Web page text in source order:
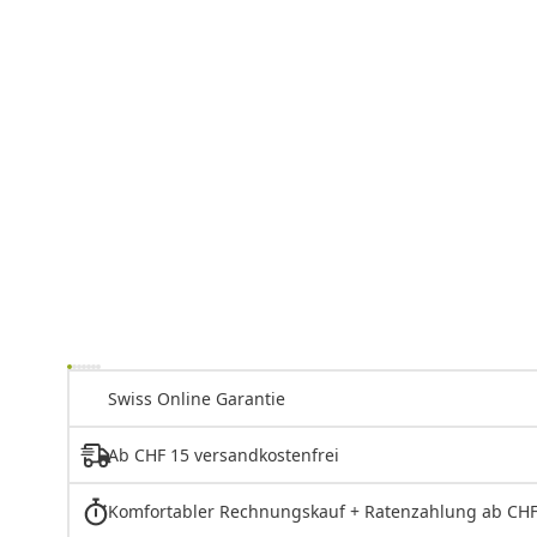
Swiss Online Garantie
Ab CHF 15 versandkostenfrei
Komfortabler Rechnungskauf + Ratenzahlung ab